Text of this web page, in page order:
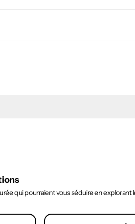
qui pourraient vous séduire en explorant